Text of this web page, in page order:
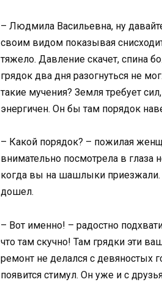
– Людмила Васильевна, ну
своим видом показывая
тяжело. Давление скачет, спина
грядок два дня разогнуться не
такие мучения? Земля требует
энергичен. Он бы там порядок
– Какой порядок? – пожилая
внимательно посмотрела в глаза
когда вы на шашлыки приезжали.
дошел.
– Вот именно! – радостно
что там скучно! Там грядки эти
ремонт не делался с девяностых
появится стимул. Он уже и с